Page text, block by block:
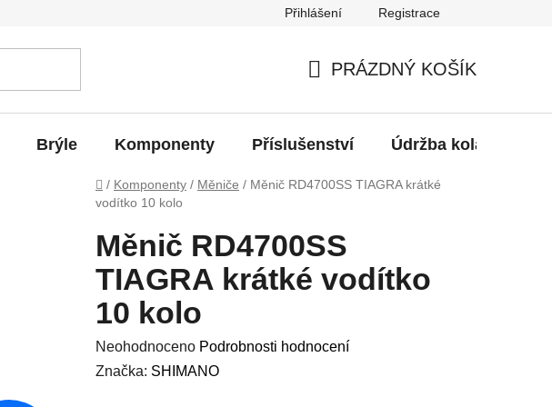
Přihlášení Registrace
KOŠÍK
PRÁZDNÝ KOŠÍK
Brýle Komponenty Příslušenství Údržba kola
Domů
/ Komponenty / Měniče / Měnič RD4700SS TIAGRA krátké
vodítko 10 kolo
Měnič RD4700SS
TIAGRA krátké vodítko
10 kolo
Průměrné
hodnocení
Neohodnoceno Podrobnosti hodnocení
Značka: SHIMANO